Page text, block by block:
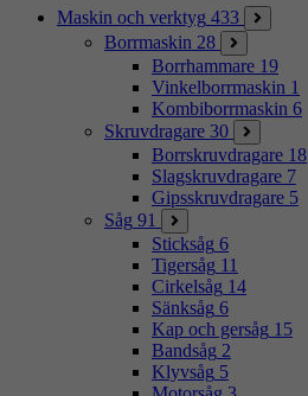
Maskin och verktyg 433
Borrmaskin 28
Borrhammare 19
Vinkelborrmaskin 1
Kombiborrmaskin 6
Skruvdragare 30
Borrskruvdragare 18
Slagskruvdragare 7
Gipsskruvdragare 5
Såg 91
Sticksåg 6
Tigersåg 11
Cirkelsåg 14
Sänksåg 6
Kap och gersåg 15
Bandsåg 2
Klyvsåg 5